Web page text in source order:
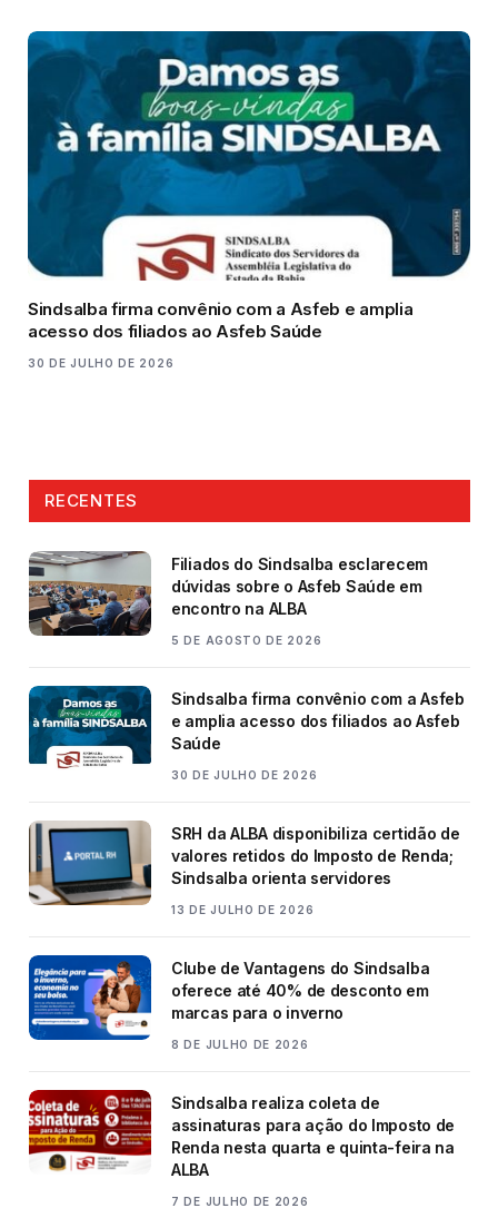
Sindsalba firma convênio com a Asfeb e amplia
acesso dos filiados ao Asfeb Saúde
30 DE JULHO DE 2026
RECENTES
Filiados do Sindsalba esclarecem
dúvidas sobre o Asfeb Saúde em
encontro na ALBA
5 DE AGOSTO DE 2026
Sindsalba firma convênio com a Asfeb
e amplia acesso dos filiados ao Asfeb
Saúde
30 DE JULHO DE 2026
SRH da ALBA disponibiliza certidão de
valores retidos do Imposto de Renda;
Sindsalba orienta servidores
13 DE JULHO DE 2026
Clube de Vantagens do Sindsalba
oferece até 40% de desconto em
marcas para o inverno
8 DE JULHO DE 2026
Sindsalba realiza coleta de
assinaturas para ação do Imposto de
Renda nesta quarta e quinta-feira na
ALBA
7 DE JULHO DE 2026